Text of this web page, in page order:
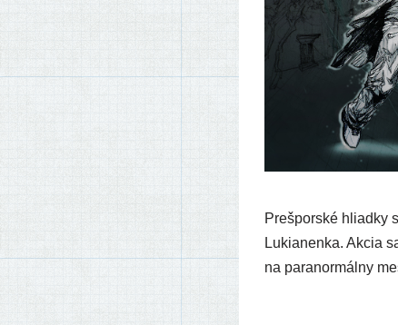
Prešporské hliad­ky
Lukianenka. Akcia
na para­nor­mál­ny